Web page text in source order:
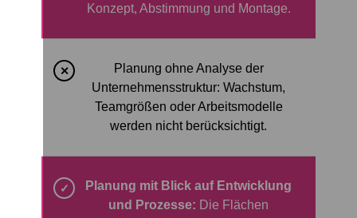
Konzept, Abstimmung und Montage.
✕
Planung ohne Analyse der
Unternehmensstruktur: Wachstum,
Teamgrößen oder Arbeitsmodelle
werden nicht berücksichtigt.
✓
Planung mit Blick auf Entwicklung
und Prozesse: Die Flächen